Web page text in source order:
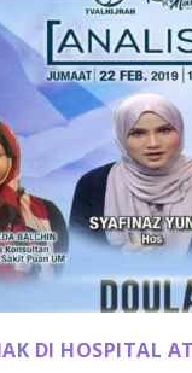
DI HOSPITAL